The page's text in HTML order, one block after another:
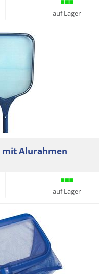
auf Lager
mit Alurahmen
auf Lager